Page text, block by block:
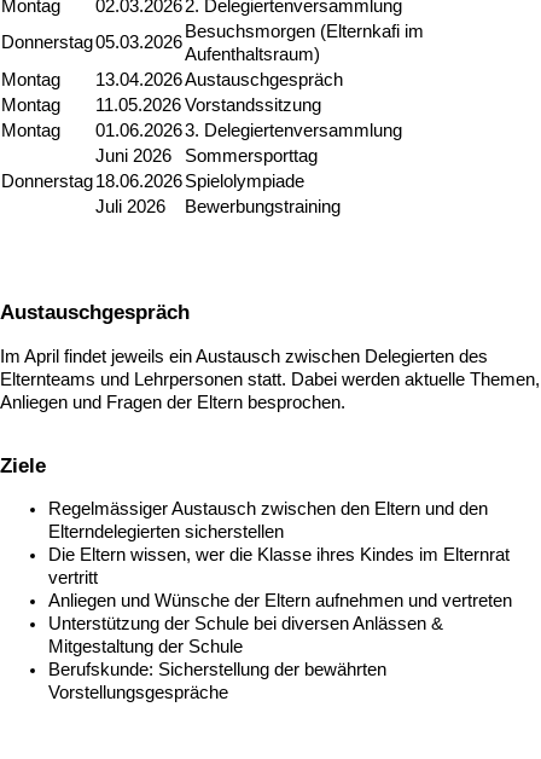
Montag 02.03.20262. Delegiertenversammlung
Donnerstag05.03.2026
Besuchsmorgen (Elternkafi im
Aufenthaltsraum)
Montag
13.04.2026Austauschgespräch
Montag
11.05.2026Vorstandssitzung
Montag
01.06.20263. Delegiertenversammlung
Juni 2026
Sommersporttag
Donnerstag18.06.2026Spielolympiade
Juli 2026
Bewerbungstraining
Austauschgespräch
Im April findet jeweils ein Austausch zwischen Delegierten des
Elternteams und Lehrpersonen statt. Dabei werden aktuelle Themen,
Anliegen und Fragen der Eltern besprochen.
Ziele
Regelmässiger Austausch zwischen den Eltern und den
Elterndelegierten sicherstellen
Die Eltern wissen, wer die Klasse ihres Kindes im Elternrat
vertritt
Anliegen und Wünsche der Eltern aufnehmen und vertreten
Unterstützung der Schule bei diversen Anlässen &
Mitgestaltung der Schule
Berufskunde: Sicherstellung der bewährten
Vorstellungsgespräche